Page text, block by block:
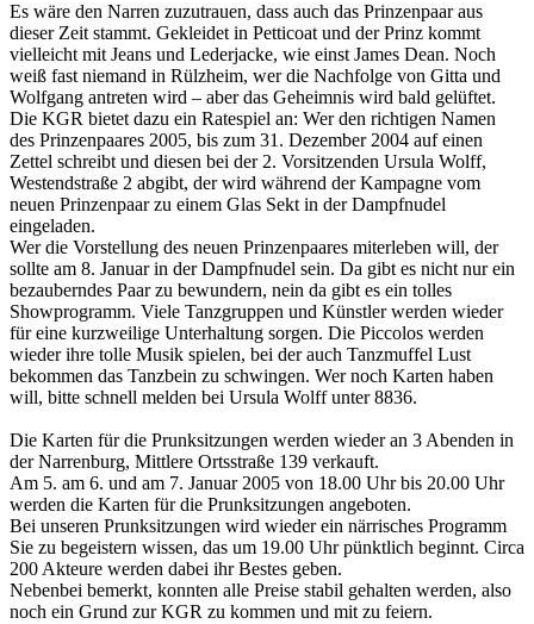
Es wäre den Narren zuzutrauen, dass auch das Prinzenpaar aus
dieser Zeit stammt. Gekleidet in Petticoat und der Prinz kommt
vielleicht mit Jeans und Lederjacke, wie einst James Dean. Noch
weiß fast niemand in Rülzheim, wer die Nachfolge von Gitta und
Wolfgang antreten wird – aber das Geheimnis wird bald gelüftet.
Die KGR bietet dazu ein Ratespiel an: Wer den richtigen Namen
des Prinzenpaares 2005, bis zum 31. Dezember 2004 auf einen
Zettel schreibt und diesen bei der 2. Vorsitzenden Ursula Wolff,
Westendstraße 2 abgibt, der wird während der Kampagne vom
neuen Prinzenpaar zu einem Glas Sekt in der Dampfnudel
eingeladen.
Wer die Vorstellung des neuen Prinzenpaares miterleben will, der
sollte am 8. Januar in der Dampfnudel sein. Da gibt es nicht nur ein
bezauberndes Paar zu bewundern, nein da gibt es ein tolles
Showprogramm. Viele Tanzgruppen und Künstler werden wieder
für eine kurzweilige Unterhaltung sorgen. Die Piccolos werden
wieder ihre tolle Musik spielen, bei der auch Tanzmuffel Lust
bekommen das Tanzbein zu schwingen. Wer noch Karten haben
will, bitte schnell melden bei Ursula Wolff unter 8836.
Die Karten für die Prunksitzungen werden wieder an 3 Abenden in
der Narrenburg, Mittlere Ortsstraße 139 verkauft.
Am 5. am 6. und am 7. Januar 2005 von 18.00 Uhr bis 20.00 Uhr
werden die Karten für die Prunksitzungen angeboten.
Bei unseren Prunksitzungen wird wieder ein närrisches Programm
Sie zu begeistern wissen, das um 19.00 Uhr pünktlich beginnt. Circa
200 Akteure werden dabei ihr Bestes geben.
Nebenbei bemerkt, konnten alle Preise stabil gehalten werden, also
noch ein Grund zur KGR zu kommen und mit zu feiern.